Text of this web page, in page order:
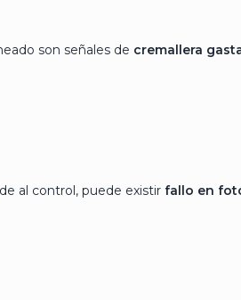
son señales de cremallera
al control, puede existir fallo en